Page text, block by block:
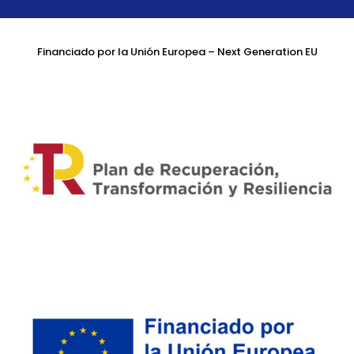
Financiado por la Unión Europea – Next Generation EU